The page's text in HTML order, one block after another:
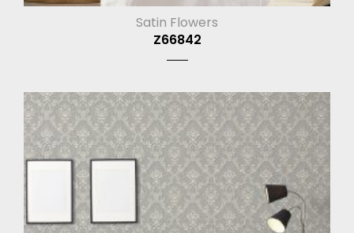
Satin Flowers
Z66842